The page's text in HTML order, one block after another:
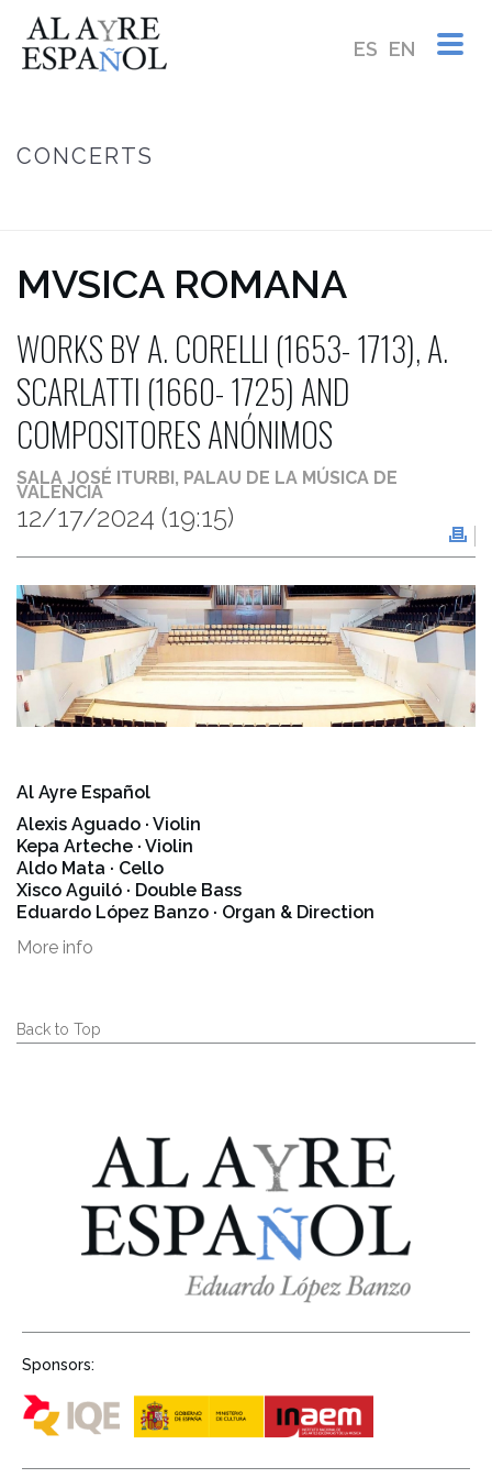
ES EN
CONCERTS
MVSICA ROMANA
WORKS BY A. CORELLI (1653- 1713), A.
SCARLATTI (1660- 1725) AND
COMPOSITORES ANÓNIMOS
SALA JOSÉ ITURBI, PALAU DE LA MÚSICA DE
VALENCIA
12/17/2024 (19:15)
Al Ayre Español
Alexis Aguado · Violin
Kepa Arteche · Violin
Aldo Mata · Cello
Xisco Aguiló · Double Bass
Eduardo López Banzo · Organ & Direction
More info
Back to Top
Sponsors: